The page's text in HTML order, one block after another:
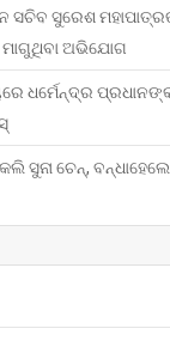
ସଚିବ ସୁରେଶ
ଅଭିଯୋଗ
ଧର୍ମେନ୍ଦ୍ର
ସୁନା ଚେନ୍,